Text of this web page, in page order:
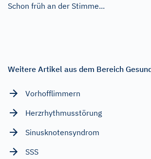
Schon früh an der Stimme...
Weitere Artikel aus dem Bereich
Vorhofflimmern
Herzrhythmusstörung
Sinusknotensyndrom
SSS